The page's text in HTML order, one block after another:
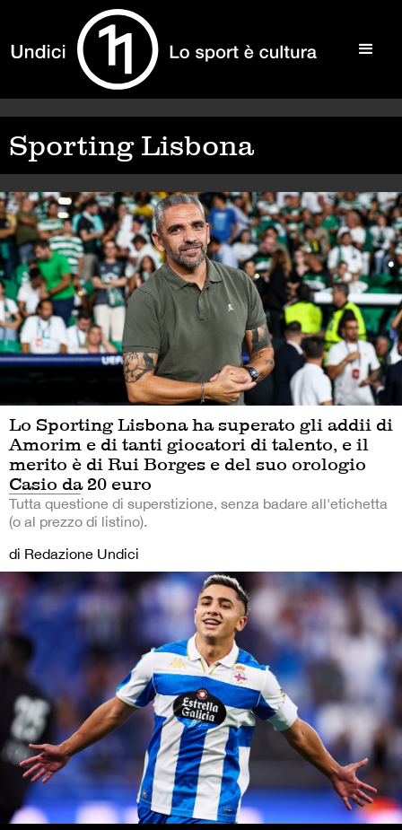
Sporting Lisbona
Lo Sporting Lisbona ha superato gli addii di
Amorim e di tanti giocatori di talento, e il
merito è di Rui Borges e del suo orologio
Casio da 20 euro
Tutta questione di superstizione, senza badare all'etichetta
(o al prezzo di listino).
di Redazione Undici